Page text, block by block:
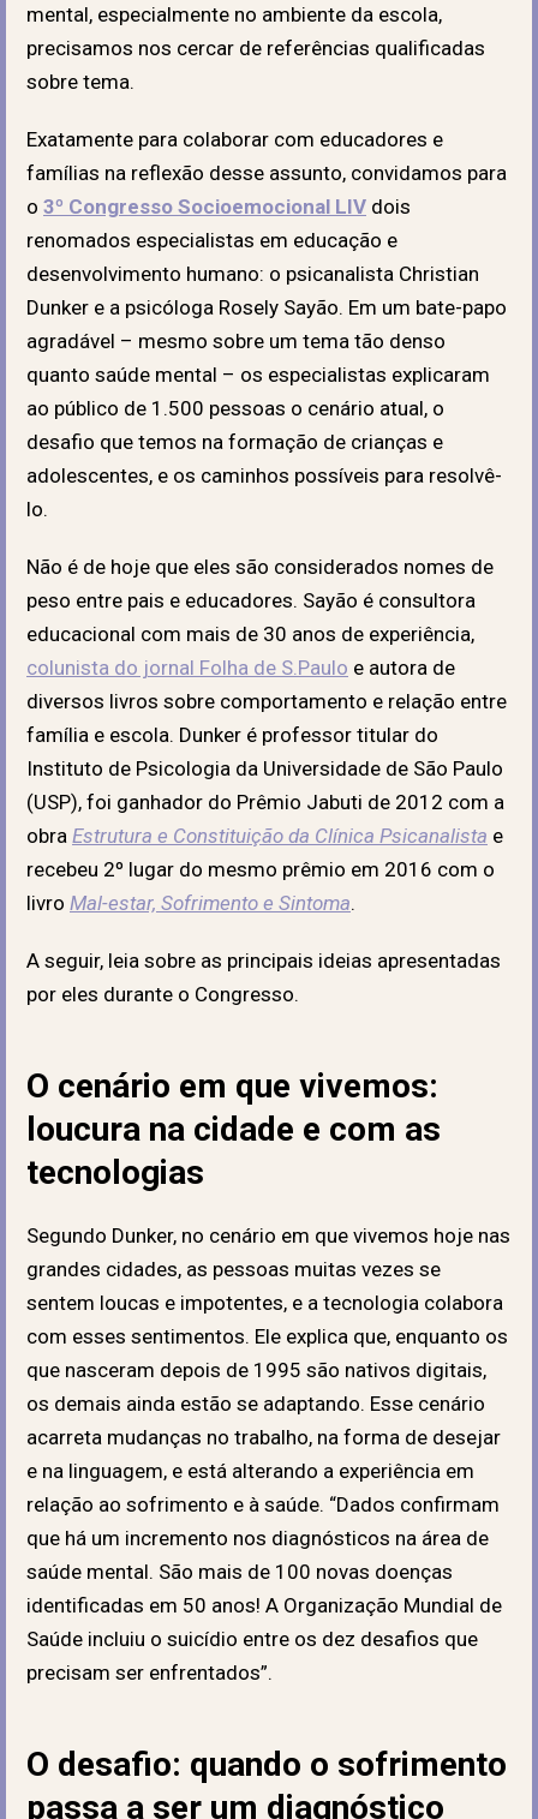
mental, especialmente no ambiente da escola,
precisamos nos cercar de referências qualificadas
sobre tema.
Exatamente para colaborar com educadores e
famílias na reflexão desse assunto, convidamos para
o 3º Congresso Socioemocional LIV dois
renomados especialistas em educação e
desenvolvimento humano: o psicanalista Christian
Dunker e a psicóloga Rosely Sayão. Em um bate-papo
agradável – mesmo sobre um tema tão denso
quanto saúde mental – os especialistas explicaram
ao público de 1.500 pessoas o cenário atual, o
desafio que temos na formação de crianças e
adolescentes, e os caminhos possíveis para resolvê-
lo.
Não é de hoje que eles são considerados nomes de
peso entre pais e educadores. Sayão é consultora
educacional com mais de 30 anos de experiência,
colunista do jornal Folha de S.Paulo e autora de
diversos livros sobre comportamento e relação entre
família e escola. Dunker é professor titular do
Instituto de Psicologia da Universidade de São Paulo
(USP), foi ganhador do Prêmio Jabuti de 2012 com a
obra Estrutura e Constituição da Clínica Psicanalista e
recebeu 2º lugar do mesmo prêmio em 2016 com o
livro Mal-estar, Sofrimento e Sintoma.
A seguir, leia sobre as principais ideias apresentadas
por eles durante o Congresso.
O cenário em que vivemos:
loucura na cidade e com as
tecnologias
Segundo Dunker, no cenário em que vivemos hoje nas
grandes cidades, as pessoas muitas vezes se
sentem loucas e impotentes, e a tecnologia colabora
com esses sentimentos. Ele explica que, enquanto os
que nasceram depois de 1995 são nativos digitais,
os demais ainda estão se adaptando. Esse cenário
acarreta mudanças no trabalho, na forma de desejar
e na linguagem, e está alterando a experiência em
relação ao sofrimento e à saúde. “Dados confirmam
que há um incremento nos diagnósticos na área de
saúde mental. São mais de 100 novas doenças
identificadas em 50 anos! A Organização Mundial de
Saúde incluiu o suicídio entre os dez desafios que
precisam ser enfrentados”.
O desafio: quando o sofrimento
passa a ser um diagnóstico